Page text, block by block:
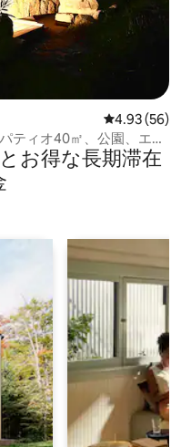
レビュー56
4.93 (56)
ティオ40㎡、公園、エア
お⁠得⁠な長⁠期⁠滞⁠在